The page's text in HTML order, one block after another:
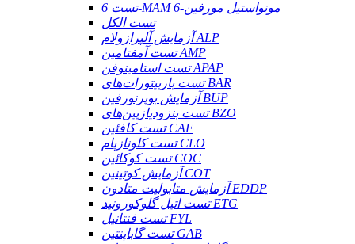
تست 6-MAM 6-مونواستیل مورفین
تست الکل
آزمایش آلپرازولام ALP
تست آمفتامین AMP
تست استامینوفن APAP
تست باربیتورات‌های BAR
آزمایش بوپرنورفین BUP
تست بنزودیازپین‌های BZO
تست کافئین CAF
تست کلونازپام CLO
تست کوکائین COC
آزمایش کوتینین COT
آزمایش متابولیت متادون EDDP
تست اتیل گلوکورونید ETG
تست فنتانیل FYL
تست گاباپنتین GAB